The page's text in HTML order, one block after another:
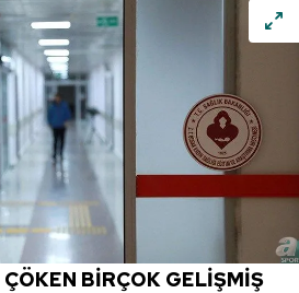
BİRÇOK GELİŞMİŞ